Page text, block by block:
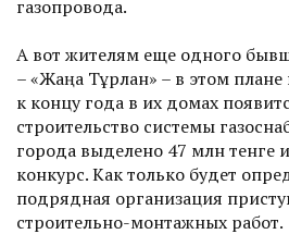
газопровода.
А вот жителям еще одного
– «Жаңа Тұрлан» – в этом
к концу года в их домах
строительство системы
города выделено 47 млн тенге
конкурс. Как только будет
подрядная организация
строительно-монтажных работ.